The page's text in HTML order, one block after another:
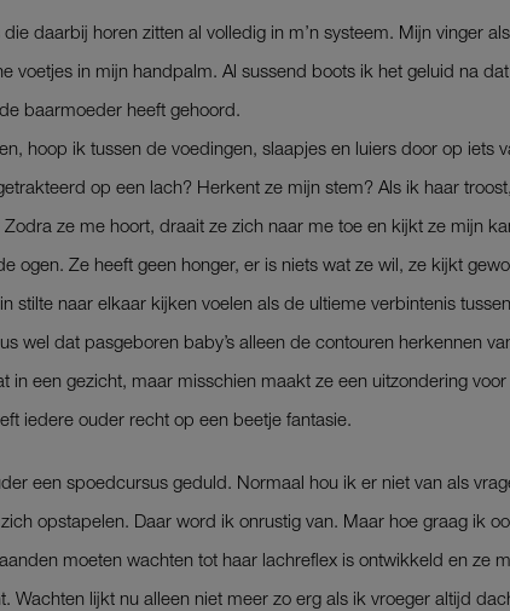
­daarbij horen zitten al volledig in m’n systeem. Mijn vinger als
voetjes in mijn handpalm. Al ­sussend boots ik het geluid na
­baarmoeder heeft gehoord.
hoop ik tussen de voedingen, ­slaapjes en luiers door op iets
op een lach? Herkent ze mijn stem? Als ik haar
ze me hoort, draait ze zich naar me toe en kijkt ze mijn
ogen. Ze heeft geen honger, er is niets wat ze wil, ze kijkt
stilte naar elkaar kijken voelen als de ultieme verbintenis
wel dat pasgeboren baby’s alleen de contouren herkennen
in een gezicht, maar misschien maakt ze een uitzondering
iedere ouder recht op een beetje fantasie.
een spoedcursus geduld. Normaal hou ik er niet van als
opstapelen. Daar word ik onrustig van. Maar hoe graag ik
moeten wachten tot haar lachreflex is ontwikkeld en ze
Wachten lijkt nu alleen niet meer zo erg als ik vroeger altijd